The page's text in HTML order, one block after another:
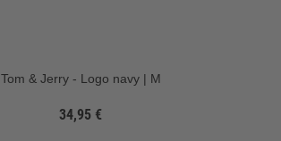
Tom & Jerry - Logo navy | M
34,95 €